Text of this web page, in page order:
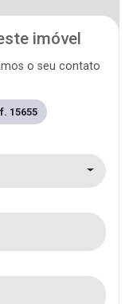
imóvel
o seu contato
15655